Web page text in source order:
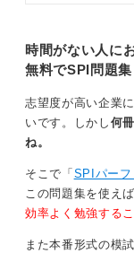
時間がない人に
無料でSPI問題
志望度が高い企業
いです。しかし 何
ね。
そこで「 SPIパーフ
この問題集を使えば
効率よく勉強する
また本番形式の模